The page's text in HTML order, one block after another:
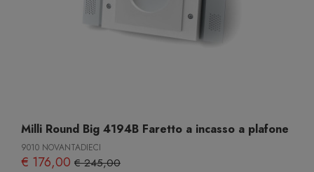
Milli Round Big 4194B Faretto a incasso a plafone
9010 NOVANTADIECI
€ 176,00 € 245,00